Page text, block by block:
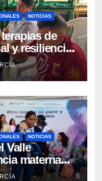
NOTICIAS
de
y resiliencia
NOTICIAS
Valle
materna
para la